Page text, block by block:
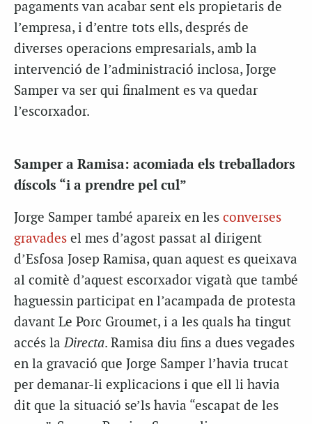
pagaments van acabar sent els propietaris de
l’empresa, i d’entre tots ells, després de
diverses operacions empresarials, amb la
intervenció de l’administració inclosa, Jorge
Samper va ser qui finalment es va quedar
l’escorxador.
Samper a Ramisa: acomiada els treballadors
díscols “i a prendre pel cul”
Jorge Samper també apareix en les converses
gravades el mes d’agost passat al dirigent
d’Esfosa Josep Ramisa, quan aquest es queixava
al comitè d’aquest escorxador vigatà que també
haguessin participat en l’acampada de protesta
davant Le Porc Groumet, i a les quals ha tingut
accés laDirecta. Ramisa diu fins a dues vegades
en la gravació que Jorge Samper l’havia trucat
per demanar-li explicacions i que ell li havia
dit que la situació se’ls havia “escapat de les